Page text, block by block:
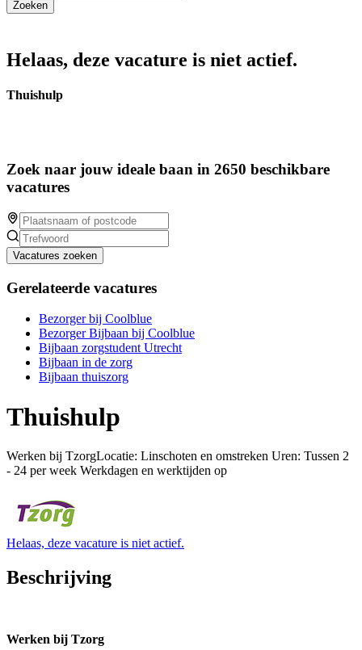
Helaas, deze vacature is niet actief.
Thuishulp
Zoek naar jouw ideale baan in 2650 beschikbare
vacatures
Vacatures zoeken
Gerelateerde vacatures
Bezorger bij Coolblue
Bezorger Bijbaan bij Coolblue
Bijbaan zorgstudent Utrecht
Bijbaan in de zorg
Bijbaan thuiszorg
Thuishulp
Werken bij TzorgLocatie: Linschoten en omstreken Uren: Tussen 2
- 24 per week Werkdagen en werktijden op
Helaas, deze vacature is niet actief.
Beschrijving
Werken bij Tzorg